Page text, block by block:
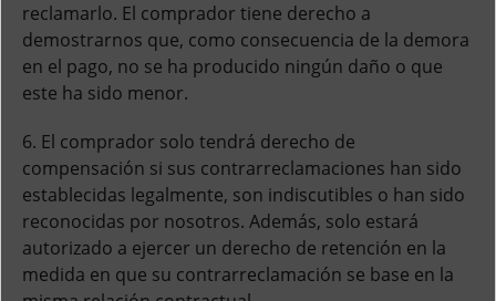
reclamarlo. El comprador tiene derecho a
demostrarnos que, como consecuencia de la demora
en el pago, no se ha producido ningún daño o que
este ha sido menor.
6. El comprador solo tendrá derecho de
compensación si sus contrarreclamaciones han sido
establecidas legalmente, son indiscutibles o han sido
reconocidas por nosotros. Además, solo estará
autorizado a ejercer un derecho de retención en la
medida en que su contrarreclamación se base en la